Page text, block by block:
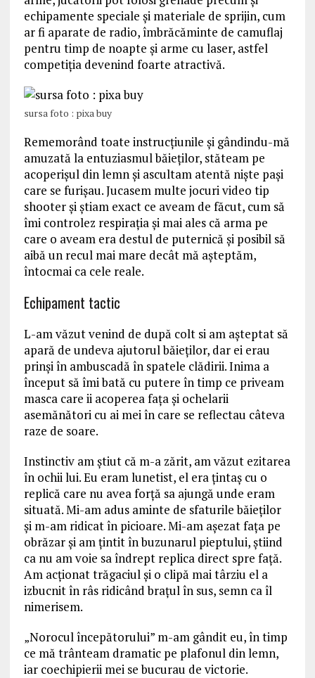
echipamente speciale și materiale de sprijin, cum
ar fi aparate de radio, îmbrăcăminte de camuflaj
pentru timp de noapte şi arme cu laser, astfel
competiţia devenind foarte atractivă.
sursa foto : pixa buy
Rememorând toate instrucțiunile și gândindu-mă
amuzată la entuziasmul băieților, stăteam pe
acoperişul din lemn şi ascultam atentă nişte paşi
care se furişau. Jucasem multe jocuri video tip
shooter şi ştiam exact ce aveam de făcut, cum să
îmi controlez respiraţia şi mai ales că arma pe
care o aveam era destul de puternică şi posibil să
aibă un recul mai mare decât mă aşteptăm,
întocmai ca cele reale.
Echipament tactic
L-am văzut venind de după colt si am așteptat să
apară de undeva ajutorul băieților, dar ei erau
prinși în ambuscadă în spatele clădirii. Inima a
început să îmi bată cu putere în timp ce priveam
masca care ii acoperea faţa și ochelarii
asemănători cu ai mei în care se reflectau câteva
raze de soare.
Instinctiv am știut că m-a zărit, am văzut ezitarea
în ochii lui. Eu eram lunetist, el era țintaș cu o
replică care nu avea forță sa ajungă unde eram
situată. Mi-am adus aminte de sfaturile băieților
și m-am ridicat în picioare. Mi-am așezat faţa pe
obrăzar și am țintit în buzunarul pieptului, știind
ca nu am voie sa îndrept replica direct spre faţă.
Am acționat trăgaciul și o clipă mai târziu el a
izbucnit în râs ridicând braţul în sus, semn ca îl
nimerisem.
„Norocul începătorului” m-am gândit eu, în timp
ce mă trânteam dramatic pe plafonul din lemn,
iar coechipierii mei se bucurau de victorie.